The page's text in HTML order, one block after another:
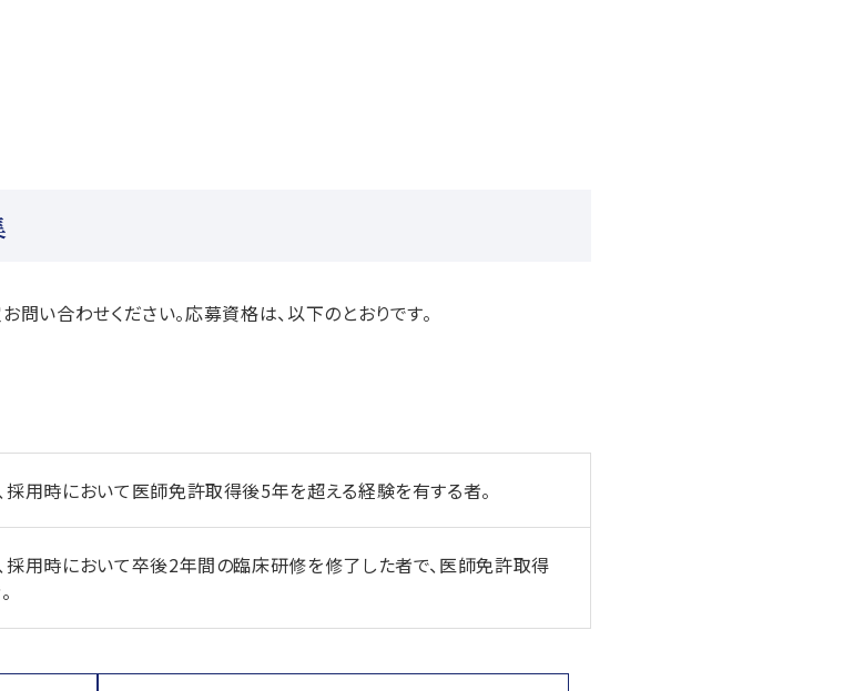
い合わせください。応募資格は、以下のとおりです。
採用時において医師免許取得後5年を超える経験を有する者。
採用時において卒後2年間の臨床研修を修了した者で、医師免許取得